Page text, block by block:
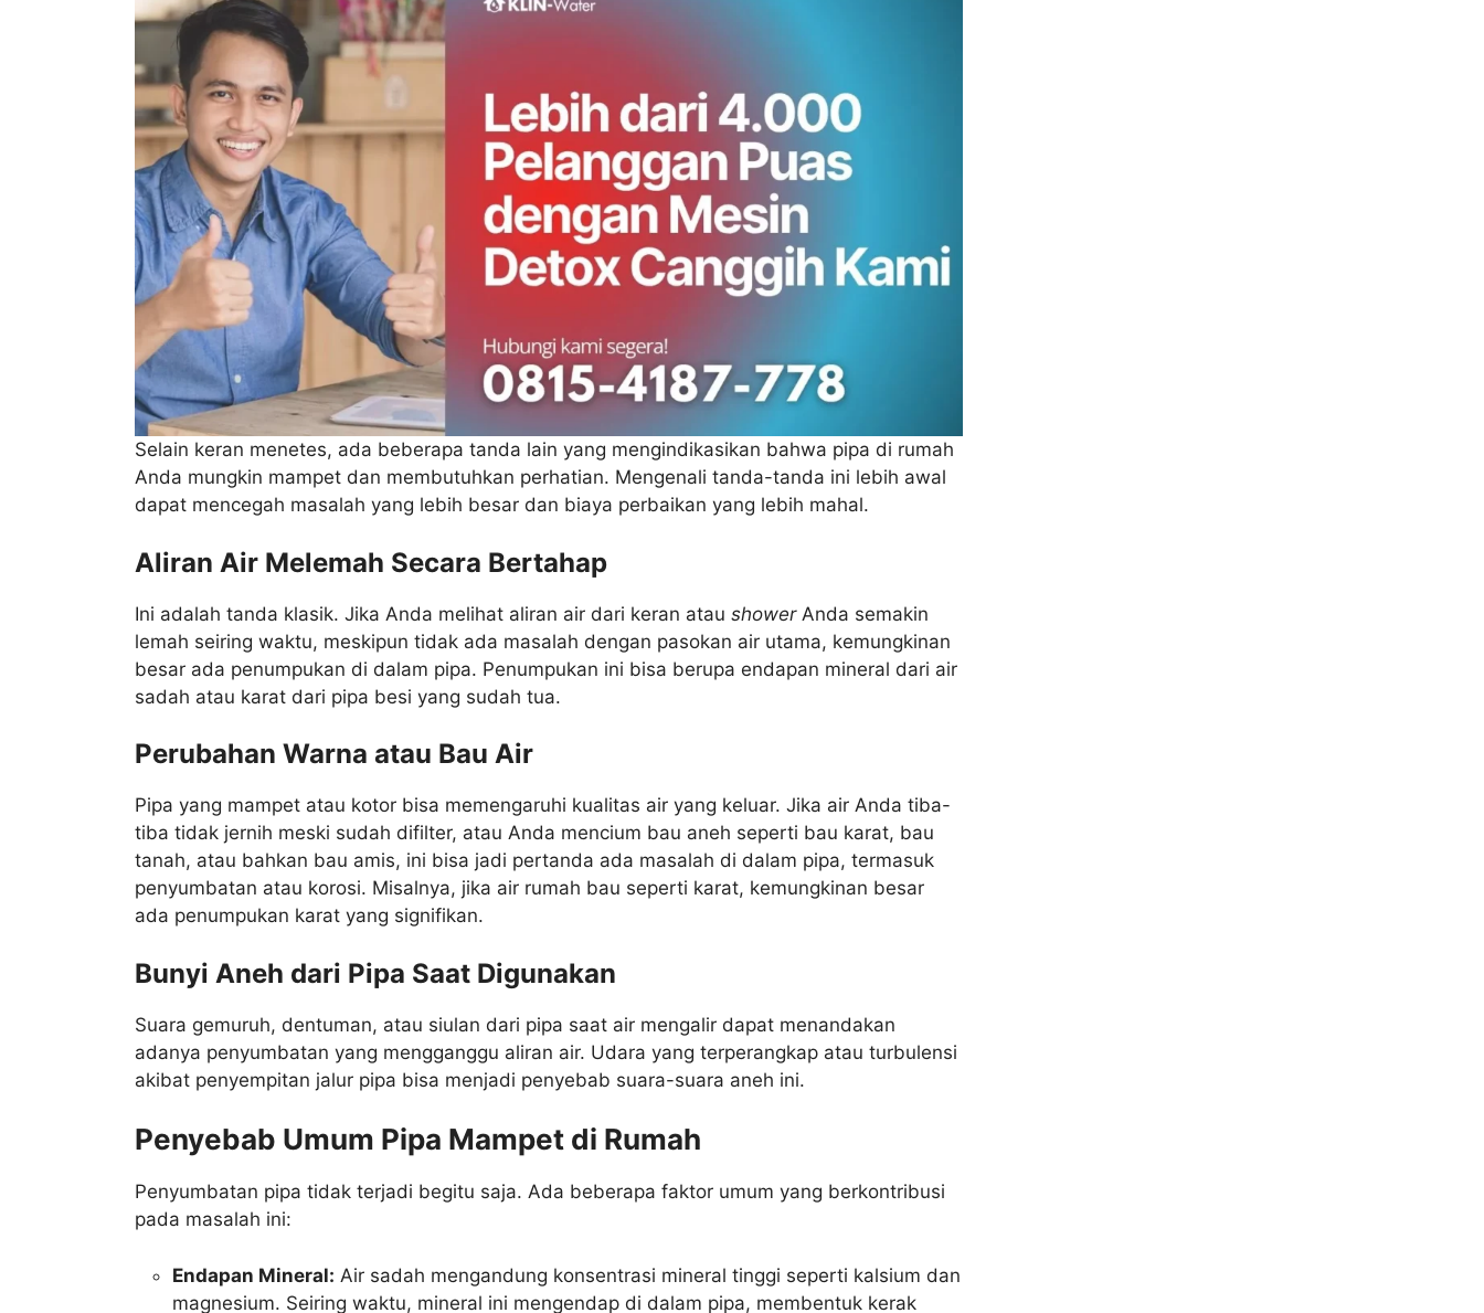
Selain keran menetes, ada beberapa tanda lain yang mengindikasikan bahwa pipa di rumah
Anda mungkin mampet dan membutuhkan perhatian. Mengenali tanda-tanda ini lebih awal
dapat mencegah masalah yang lebih besar dan biaya perbaikan yang lebih mahal.
Aliran Air Melemah Secara Bertahap
Ini adalah tanda klasik. Jika Anda melihat aliran air dari keran atau showerAnda semakin
lemah seiring waktu, meskipun tidak ada masalah dengan pasokan air utama, kemungkinan
besar ada penumpukan di dalam pipa. Penumpukan ini bisa berupa endapan mineral dari air
sadah atau karat dari pipa besi yang sudah tua.
Perubahan Warna atau Bau Air
Pipa yang mampet atau kotor bisa memengaruhi kualitas air yang keluar. Jika air Anda tiba-
tiba tidak jernih meski sudah difilter, atau Anda mencium bau aneh seperti bau karat, bau
tanah, atau bahkan bau amis, ini bisa jadi pertanda ada masalah di dalam pipa, termasuk
penyumbatan atau korosi. Misalnya, jika air rumah bau seperti karat, kemungkinan besar
ada penumpukan karat yang signifikan.
Bunyi Aneh dari Pipa Saat Digunakan
Suara gemuruh, dentuman, atau siulan dari pipa saat air mengalir dapat menandakan
adanya penyumbatan yang mengganggu aliran air. Udara yang terperangkap atau turbulensi
akibat penyempitan jalur pipa bisa menjadi penyebab suara-suara aneh ini.
Penyebab Umum Pipa Mampet di Rumah
Penyumbatan pipa tidak terjadi begitu saja. Ada beberapa faktor umum yang berkontribusi
pada masalah ini:
Endapan Mineral: Air sadah mengandung konsentrasi mineral tinggi seperti kalsium dan
magnesium. Seiring waktu, mineral ini mengendap di dalam pipa, membentuk kerak